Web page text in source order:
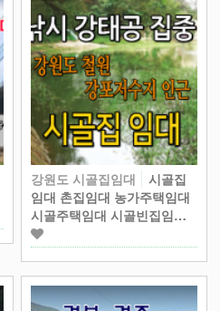
강원도 시골집임대
시골집
임대 촌집임대 농가주택임대
시골주택임대 시골빈집임…